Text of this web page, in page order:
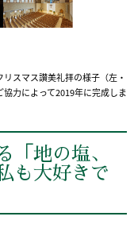
拝の様子（左・
力によって2019年に完成しま
「地の塩、
も大好きで